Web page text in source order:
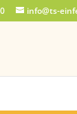
info@ts-